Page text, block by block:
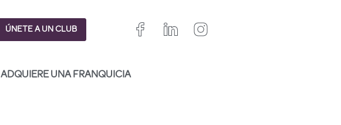
ÚNETE A UN CLUB
ADQUIERE UNA FRANQUICIA